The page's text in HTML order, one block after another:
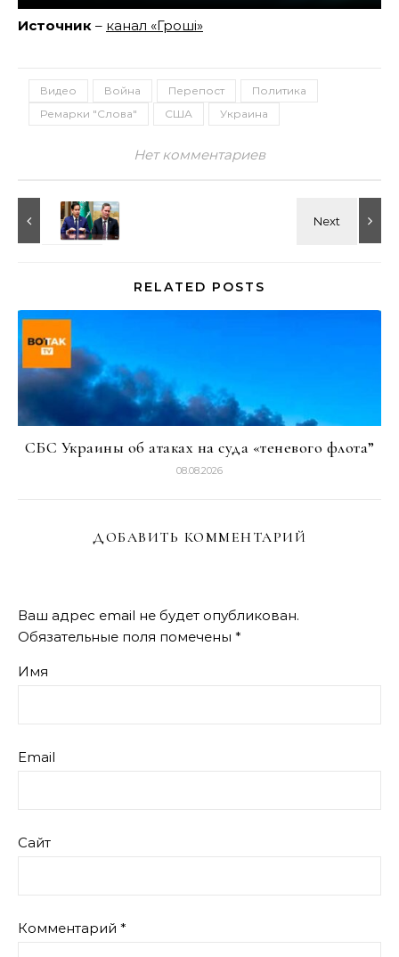
Источник – канал «Грошi»
Видео Война Перепост
Политика
Ремарки "Слова"
США Украина
Нет комментариев
RELATED POSTS
СБС Украины об атаках на суда «теневого флота”
08.08.2026
ДОБАВИТЬ КОММЕНТАРИЙ
Ваш адрес email не будет опубликован.
Обязательные поля помечены *
Имя
Email
Сайт
Комментарий *